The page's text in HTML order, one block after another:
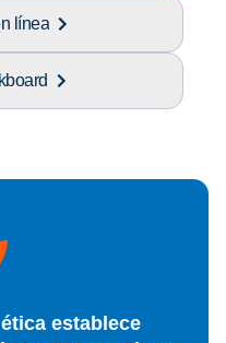
línea
establece